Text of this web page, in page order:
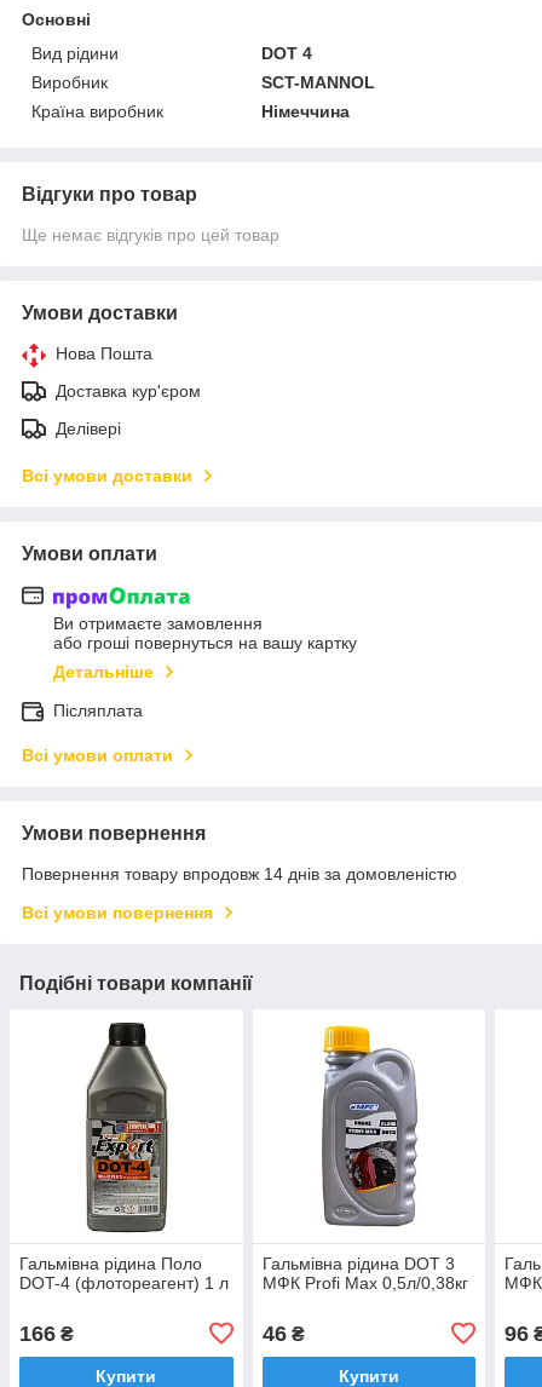
Основні
Вид рідини
DOT 4
Виробник
SCT-MANNOL
Країна виробник
Німеччина
Відгуки про товар
Ще немає відгуків про цей товар
Умови доставки
Нова Пошта
Доставка кур'єром
Делівері
Всі умови доставки
Умови оплати
Ви отримаєте замовлення
або гроші повернуться на вашу картку
Детальніше
Післяплата
Всі умови оплати
Умови повернення
Повернення товару впродовж 14 днів за домовленістю
Всі умови повернення
Подібні товари компанії
Гальмівна рідина Поло
DOT-4 (флотореагент) 1 л
166 ₴
Купити
Гальмівна рідина DOT 3
МФК Profi Max 0,5л/0,38кг
46₴
Купити
МФК
96